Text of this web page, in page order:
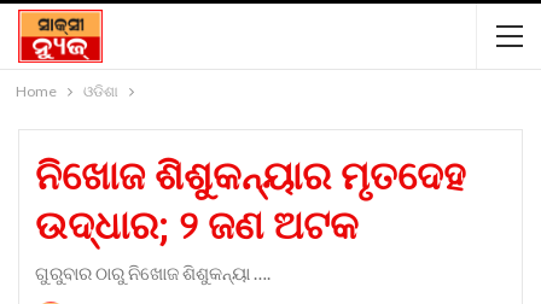
Home ଓଡିଶା
ନିଖୋଜ ଶିଶୁକନ୍ୟାର ମୃତଦେହ
ଉଦ୍ଧାର; ୨ ଜଣ ଅଟକ
ଗୁରୁବାର ଠାରୁ ନିଖୋଜ ଶିଶୁକନ୍ୟା ….